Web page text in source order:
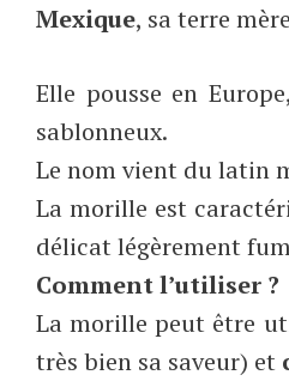
Mexique, sa terre
Elle pousse en
sablonneux.
Le nom vient du latin
La morille est
délicat légèrement
Comment l’utiliser ?
La morille peut être
très bien sa saveur) et